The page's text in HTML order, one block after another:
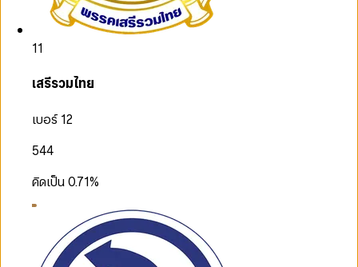
11
เสรีรวมไทย
เบอร์ 12
544
คิดเป็น0.71%